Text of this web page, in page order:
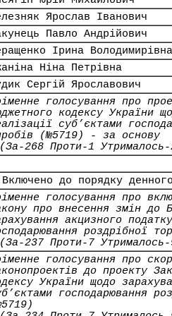
Ярослав Іванович
Павло Андрійович
Ірина Володимирівна
Ніна Петрівна
Сергій Ярославович
голосування про
кодексу України
суб’єктами
(№5719) - за основу
268 Проти-1
до порядку денного
голосування про
про внесення змін до
акцизного
роздрібної
237 Проти-7
голосування про
до проекту
України щодо
господарювання